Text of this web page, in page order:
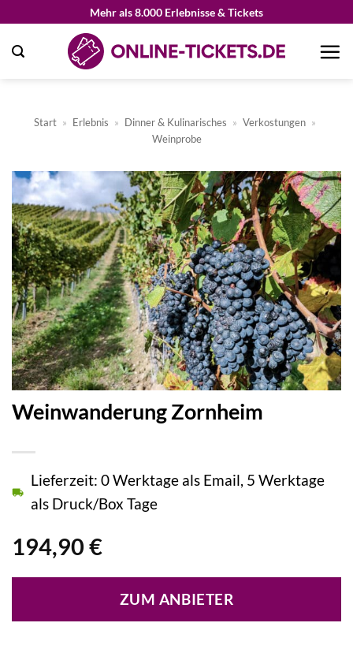
springen
Mehr als 8.000 Erlebnisse & Tickets
Start » Erlebnis » Dinner & Kulinarisches » Verkostungen »
Weinprobe
Weinwanderung Zornheim
194,90 €
Lieferzeit: 0 Werktage als Email, 5 Werktage
als Druck/Box Tage
ZUM ANBIETER